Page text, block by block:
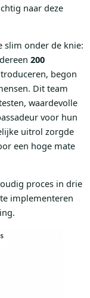
naar deze
slim onder de knie:
200
begon
Dit team
waardevolle
voor hun
uitrol zorgde
een hoge mate
proces in drie
implementeren